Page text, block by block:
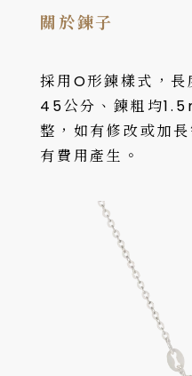
關於鍊子
採用O形鍊樣式，
45公分、鍊粗均
整，如有修改或加
有費用產生。